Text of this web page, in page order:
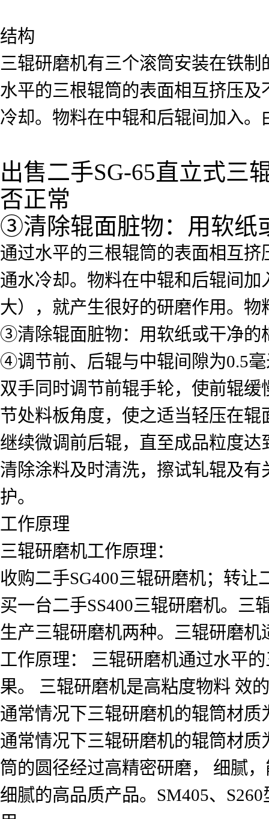
结构
三辊研磨机有三个滚筒安装在铁
水平的三根辊筒的表面相互挤压
冷却。物料在中辊和后辊间加入
出售二手SG-65直立式
否正常
③清除辊面脏物：用软纸
通过水平的三根辊筒的表面相互
通水冷却。物料在中辊和后辊间
大），就产生很好的研磨作用。
③清除辊面脏物：用软纸或干净的
④调节前、后辊与中辊间隙为0.5
双手同时调节前辊手轮，使前辊
节处料板角度，使之适当轻压在
继续微调前后辊，直至成品粒度
清除涂料及时清洗，擦试轧辊及
护。
工作原理
三辊研磨机工作原理：
收购二手SG400三辊研磨机；转让
买一台二手SS400三辊研磨机。
生产三辊研磨机两种。三辊研磨
工作原理： 三辊研磨机通过水平
果。 三辊研磨机是高粘度物料 效
通常情况下三辊研磨机的辊筒材
通常情况下三辊研磨机的辊筒材
筒的圆径经过高精密研磨， 细腻
细腻的高品质产品。SM405、